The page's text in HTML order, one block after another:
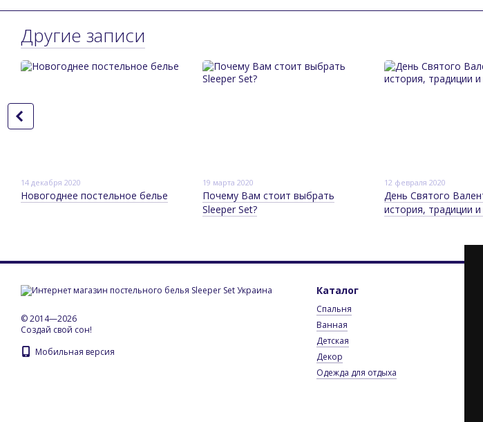
Другие записи
14 декабря 2020
Новогоднее постельное белье
19 марта 2020
Почему Вам стоит выбрать
Sleeper Set?
12 февраля 2020
День Святого
история, традиции
© 2014—2026
Создай свой сон!
Мобильная версия
Каталог
Спальня
Ванная
Детская
Декор
Одежда для отдыха